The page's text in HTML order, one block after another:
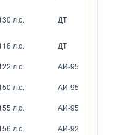
л.с. ДТ
л.с. ДТ
л.с. АИ-95
л.с. АИ-95
л.с. АИ-95
л.с. АИ-92